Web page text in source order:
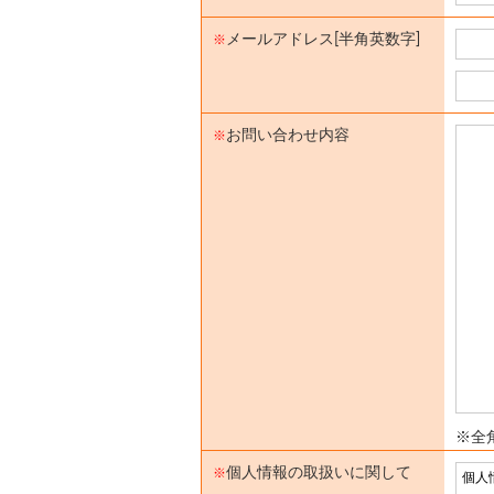
※ メールアドレス[半角英数字]
※お問い合わせ内容
※全
※個人情報の取扱いに関して